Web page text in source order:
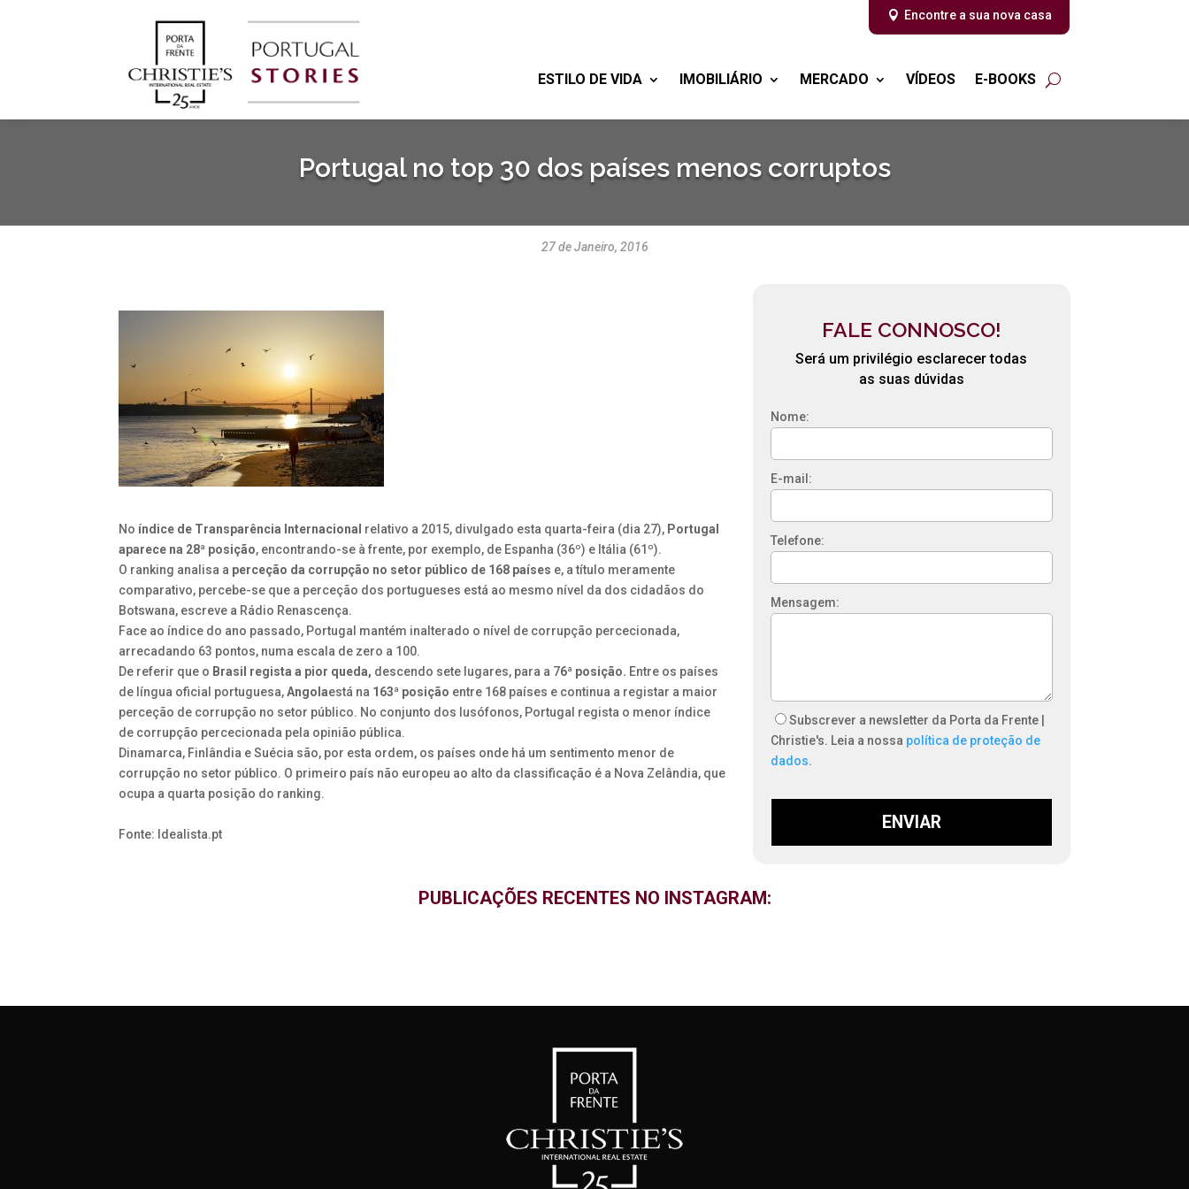
Encontre a sua nova casa
ESTILO DE VIDA IMOBILIÁRIO MERCADO VÍDEOS E-BOOKS
Portugal no top 30 dos países menos corruptos
27 de Janeiro, 2016
No índice de Transparência Internacional relativo a 2015, divulgado esta quarta-feira (dia 27), Portugal
aparece na 28ª posição, encontrando-se à frente, por exemplo, de Espanha (36º) e Itália (61º).
O ranking analisa a perceção da corrupção no setor público de 168 países e, a título meramente
comparativo, percebe-se que a perceção dos portugueses está ao mesmo nível da dos cidadãos do
Botswana, escreve a Rádio Renascença.
Face ao índice do ano passado, Portugal mantém inalterado o nível de corrupção percecionada,
arrecadando 63 pontos, numa escala de zero a 100.
De referir que o Brasil regista a pior queda, descendo sete lugares, para a 76ª posição. Entre os países
de língua oficial portuguesa,Angolaestá na 163ª posição entre 168 países e continua a registar a maior
perceção de corrupção no setor público. No conjunto dos lusófonos, Portugal regista o menor índice
de corrupção percecionada pela opinião pública.
Dinamarca, Finlândia e Suécia são, por esta ordem, os países onde há um sentimento menor de
corrupção no setor público. O primeiro país não europeu ao alto da classificação é a Nova Zelândia, que
ocupa a quarta posição do ranking.
Fonte: Idealista.pt
FALE CONNOSCO!
Será um privilégio esclarecer todas
as suas dúvidas
Nome:
E-mail:
Telefone:
Mensagem:
Subscrever a newsletter da Porta da Frente |
Christie's. Leia a nossa política de proteção de
dados.
ENVIAR
PUBLICAÇÕES RECENTES NO INSTAGRAM: